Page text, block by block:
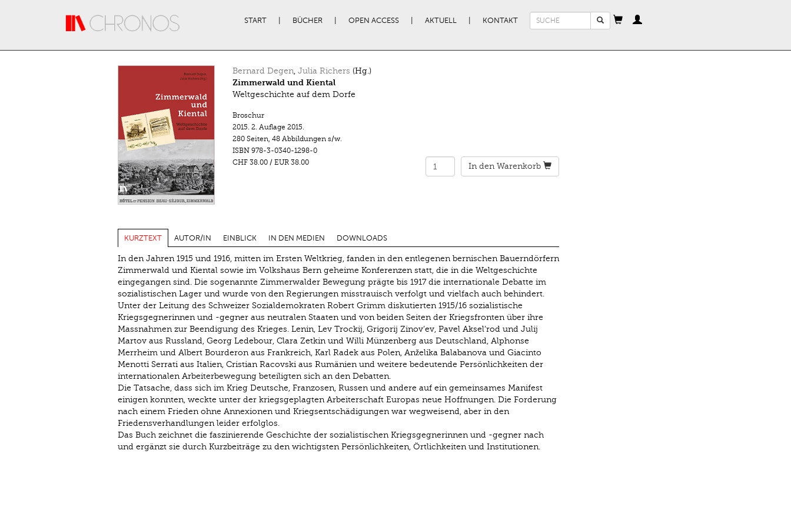
START BÜCHER OPEN ACCESS AKTUELL KONTAKT
Suchformular
Bernard Degen, Julia Richers (Hg.)
Zimmerwald und Kiental
Weltgeschichte auf dem Dorfe
Broschur
2015. 2. Auflage 2015.
280 Seiten, 48 Abbildungen s/w.
ISBN 978-3-0340-1298-0
CHF 38.00/ EUR 38.00 In den Warenkorb
KURZTEXT AUTOR/IN EINBLICK IN DEN MEDIEN DOWNLOADS
In den Jahren 1915 und 1916, mitten im Ersten Weltkrieg, fanden in den entlegenen bernischen Bauerndörfern
Zimmerwald und Kiental sowie im Volkshaus Bern geheime Konferenzen statt, die in die Weltgeschichte
eingegangen sind. Die sogenannte Zimmerwalder Bewegung prägte bis 1917 die internationale Debatte im
sozialistischen Lager und wurde von den Regierungen misstrauisch verfolgt und vielfach auch behindert.
Unter der Leitung des Schweizer Sozialdemokraten Robert Grimm diskutierten 1915/16 sozialistische
Kriegsgegnerinnen und -gegner aus neutralen Staaten und von beiden Seiten der Kriegsfronten über ihre
Massnahmen zur Beendigung des Krieges. Lenin, Lev Trockij, Grigorij Zinov’ev, Pavel Aksel’rod und Julij
Martov aus Russland, Georg Ledebour, Clara Zetkin und Willi Münzenberg aus Deutschland, Alphonse
Merrheim und Albert Bourderon aus Frankreich, Karl Radek aus Polen, Anželika Balabanova und Giacinto
Menotti Serrati aus Italien, Cristian Racovski aus Rumänien und weitere bedeutende Persönlichkeiten der
internationalen Arbeiterbewegung beteiligten sich an den Debatten.
Die Tatsache, dass sich im Krieg Deutsche, Franzosen, Russen und andere auf ein gemeinsames Manifest
einigen konnten, weckte unter der kriegsgeplagten Arbeiterschaft Europas neue Hoffnungen. Die Forderung
nach einem Frieden ohne Annexionen und Kriegsentschädigungen war wegweisend, aber in den
Friedensverhandlungen leider erfolglos.
Das Buch zeichnet die faszinierende Geschichte der sozialistischen Kriegsgegnerinnen und -gegner nach
und ergänzt sie durch Kurzbeiträge zu den wichtigsten Persönlichkeiten, Örtlichkeiten und Institutionen.